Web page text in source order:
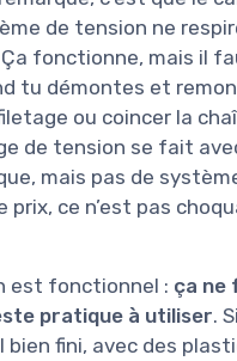
de tension ne
fonctionne, mais il
tu démontes et
ou coincer la
de tension se fait
mais pas de
prix, ce n’est pas
est fonctionnel : ça ne
pratique à utiliser.
bien fini, avec des